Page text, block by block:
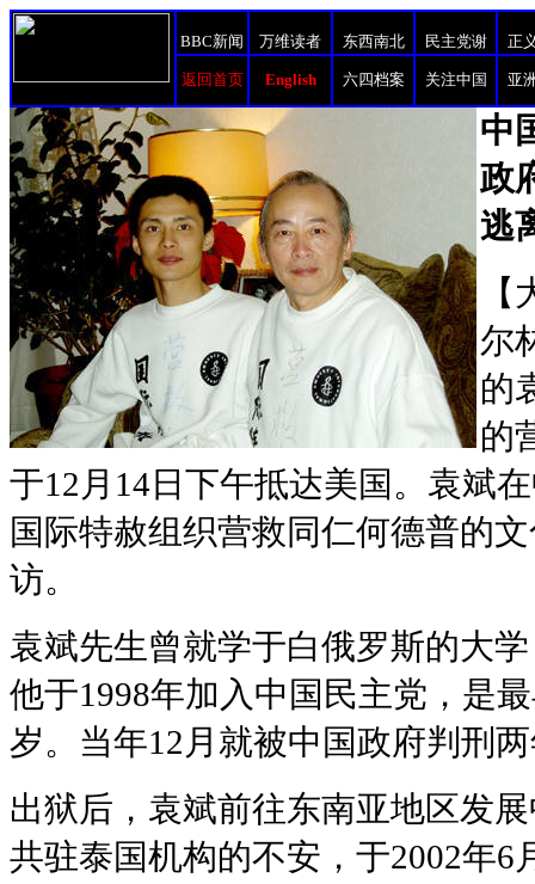
BBC新闻 万维读者 东西南北 民主党谢 正
返回首页 English 六四档案 关注中国 亚
中
政
逃
尔
的
的
于12月14日下午抵达美国。袁斌
国际特赦组织营救同仁何德普的
访。
袁斌先生曾就学于白俄罗斯的大
他于1998年加入中国民主党，是
岁。当年12月就被中国政府判刑
出狱后，袁斌前往东南亚地区发
共驻泰国机构的不安，于2002年